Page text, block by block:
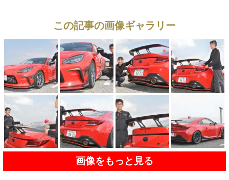
この記事の画像ギャラリー
画像をもっと見る